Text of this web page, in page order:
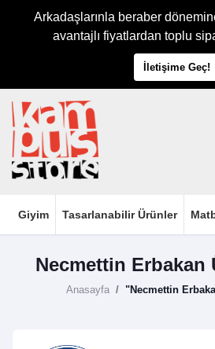
Arkadaşlarınla beraber
avantajlı fiyatlardan toplu
İletişime Geç!
Giyim Tasarlanabilir Ürünler
Necmettin Erbakan
Anasayfa "Necmettin